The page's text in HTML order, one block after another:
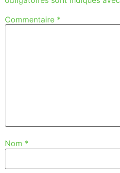
Commentaire *
Nom *